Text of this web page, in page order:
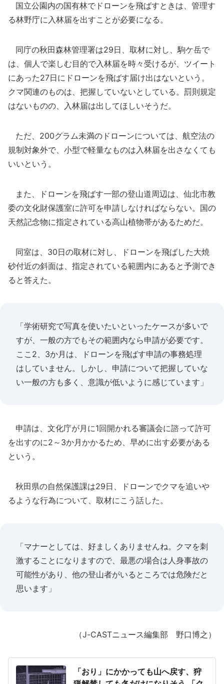
国立公園内の国有林でドローンを飛ばすときは、管理す
る林野庁に入林届を出すことが必要になる。
同庁の秋田森林管理署は29日、取材に対し、駒ケ岳で
は、個人で楽しむ目的で入林届を時々受けるが、ツイート
にあった27日にドローンを飛ばす届け出はないという。
クマ関連のものは、把握していないとしている。罰則規定
はないものの、入林届は出してほしいそうだ。
ただ、200グラム未満のドローンについては、航空法の
規制対象外で、小型で軽量なものは入林届を出さなくても
いいという。
また、ドローンを飛ばす一部の登山道周辺は、仙北市教
委の文化財保護室に許可を申請しなければならない。国の
天然記念物に指定されている高山植物帯があるためだ。
同室は、30日の取材に対し、ドローンを飛ばした大焼
砂付近の斜面は、指定されている範囲内にあると予測でき
ると答えた。
「学術研究で写真を使いたいといったケースが多いで
すが、一般の方でもその範囲内なら申請が必要です。
ここ2、3か月は、ドローンを飛ばす申請の事務処理
はしていません。しかし、申請について把握していな
い一般の方も多く、意識が低いように感じています」
申請は、文化庁が月に1回開かれる審議会に諮って許可
を出すのに2～3か月かかるため、早めに出す必要がある
という。
秋田県の自然保護課は29日、ドローンでクマを追いや
るような行為について、取材にこう話した。
「マナーとしては、好ましくありませんね。クマを刺
激することになりますので、最悪の場合は人身事故の
可能性があり、他の登山者がいるところでは危険だと
思います」
（J-CASTニュース編集部 野口博之）
「おり」にかかっても山へ戻す、狩